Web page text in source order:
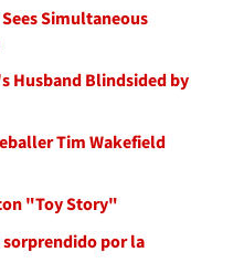
Simultaneous
Husband Blindsided by
Tim Wakefield
"Toy Story"
por la